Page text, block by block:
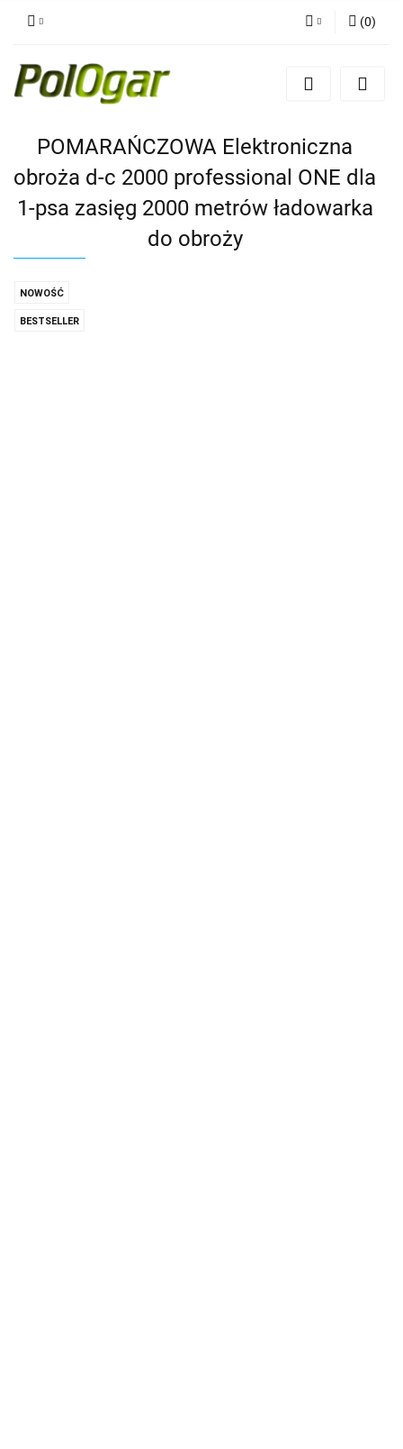
(0)
POMARAŃCZOWA Elektroniczna
obroża d-c 2000 professional ONE dla
1-psa zasięg 2000 metrów ładowarka
do obroży
NOWOŚĆ
BESTSELLER